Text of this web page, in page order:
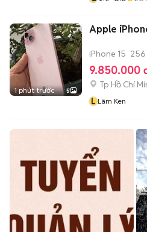
1 phút trước 5
Apple
iPhone 15 256
9.850.000
Tp Hồ Chí
L Lâm Ken